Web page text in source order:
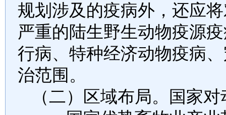
规划涉及的疫病外，还应
严重的陆生野生动物疫源
行病、特种经济动物疫病
治范围。
（二）区域布局。国家